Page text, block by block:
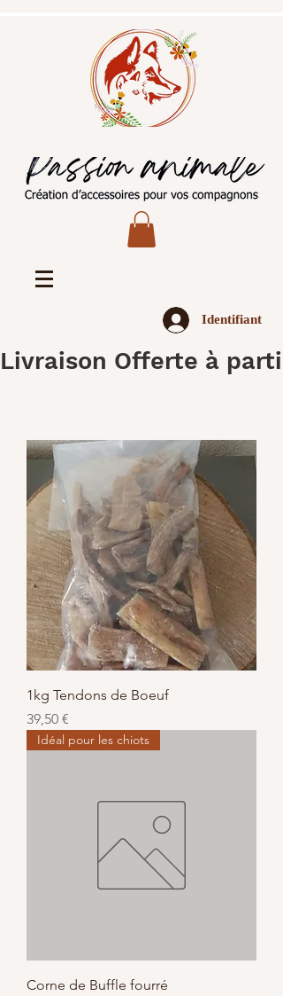
Identifiant
Livraison Offerte à
1kg Tendons de Boeuf
Prix
39,50 €
Idéal pour les chiots
Corne de Buffle fourré